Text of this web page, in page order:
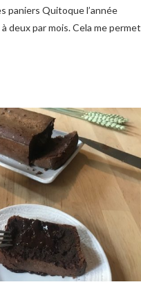
paniers Quitoque l’année
deux par mois. Cela me permet